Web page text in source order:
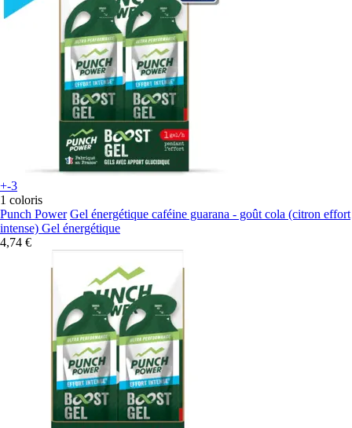
+-3
1 coloris
Punch Power Gel énergétique caféine guarana - goût cola (citron effort
intense) Gel énergétique
4,74 €